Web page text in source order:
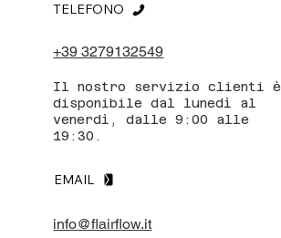
+39 3279132549
TELEFONO
Il nostro servizio clienti è
disponibile dal lunedì al
venerdì, dalle 9:00 alle
19:30.
EMAIL
info@flairflow.it